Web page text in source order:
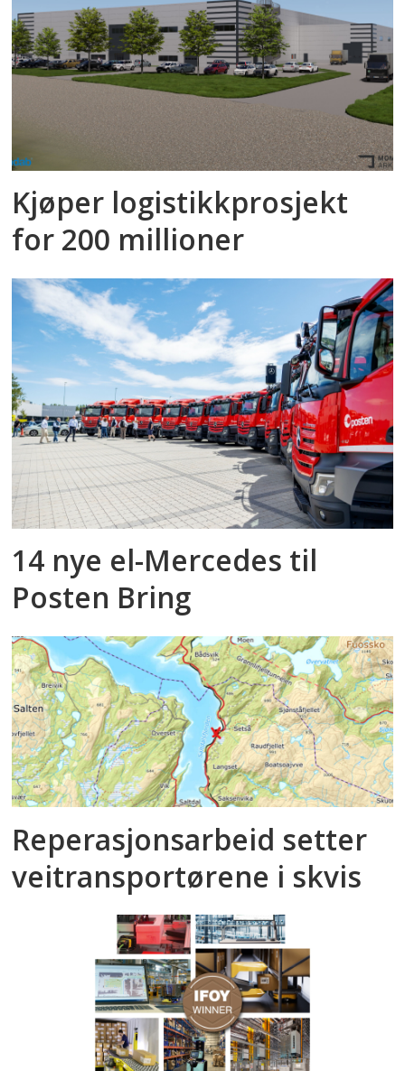
Kjøper logistikkprosjekt
for 200 millioner
14 nye el-Mercedes til
Posten Bring
Reperasjonsarbeid setter
veitransportørene i skvis